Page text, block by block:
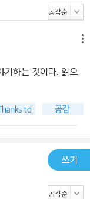
이 들려주는 이야기
의미를 다시 묻는다.
, 그에 맞는 집을 꾸
탈가정 청소년, 한부
서 예술가 등 우리
체성을 갖고 있지만,
리고 조직하며 집과
록 더 많이 말하고 삶
줄 것이다. 삶의 터전
살아온 많은 사람들에
기하는 것이다. 읽으
쓰기